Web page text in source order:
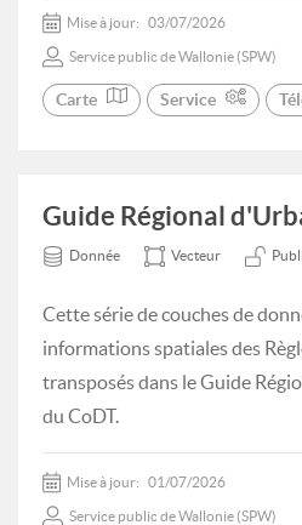
Mise à jour: 03/07/2026
Service public de Wallonie (SPW)
Carte Service
Guide Régional
Donnée Vecteur
Cette série de couches de
informations spatiales des
transposés dans le Guide
du CoDT.
Mise à jour: 01/07/2026
Service public de Wallonie (SPW)